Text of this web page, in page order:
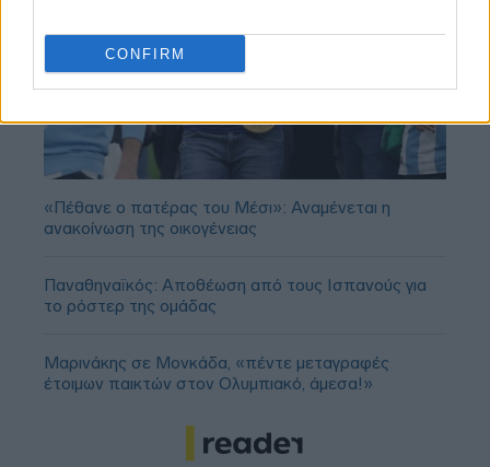
CONFIRM
«Πέθανε ο πατέρας του Μέσι»: Αναμένεται η
ανακοίνωση της οικογένειας
Παναθηναϊκός: Αποθέωση από τους Ισπανούς για
το ρόστερ της ομάδας
Μαρινάκης σε Μονκάδα, «πέντε μεταγραφές
έτοιμων παικτών στον Ολυμπιακό, άμεσα!»